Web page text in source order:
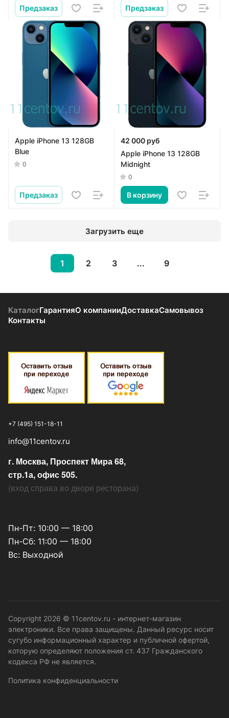
Предзаказ Предзаказ
Apple iPhone 13 128GB
Blue
0
Предзаказ
42 000 руб
Apple iPhone 13 128GB
Midnight
0
В корзину
Загрузить еще
1 2 3 ... 9
КаталогГарантияО компанииДоставкаСамовывоз
Контакты
+7 (495) 151-18-11
info@11centov.ru
г. Москва, Проспект Мира 68,
стр.1а, офис 505.
(вход справа во дворе ресторана)
Пн-Пт: 10:00 — 18:00
Пн-Сб: 11:00 — 18:00
Вс: Выходной
Copyright 2026 © 11centov.ru - интернет-магазин
электроники. Все права защищены. Данный ресурс носит
сугубо информационный характер и публичной офертой,
которую определяют положения ст. 437 Гражданского
кодекса РФ не является.
Политика конфиденциальности